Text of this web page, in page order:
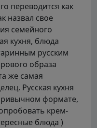
переводится как
назвал свое
семейного
кухня, блюда
русским
образа
же самая
Русская кухня
формате,
крем-
блюда )